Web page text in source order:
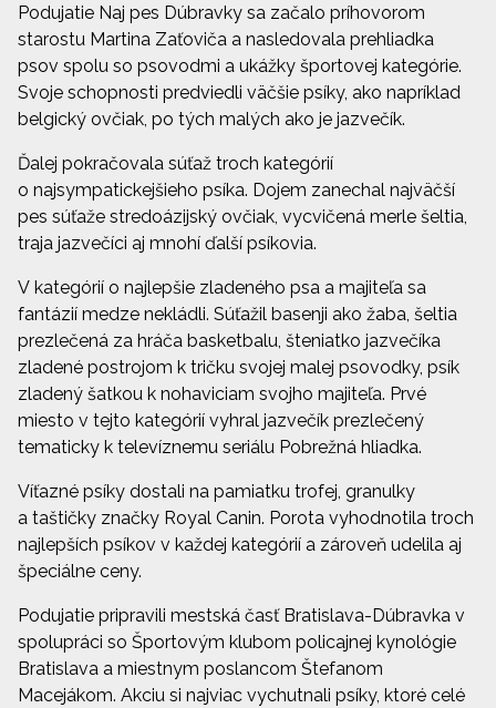
Podujatie Naj pes Dúbravky sa začalo príhovorom
starostu Martina Zaťoviča a nasledovala prehliadka
psov spolu so psovodmi a ukážky športovej kategórie.
Svoje schopnosti predviedli väčšie psíky, ako napríklad
belgický ovčiak, po tých malých ako je jazvečík.
Ďalej pokračovala súťaž troch kategórií
o najsympatickejšieho psíka. Dojem zanechal najväčší
pes súťaže stredoázijský ovčiak, vycvičená merle šeltia,
traja jazvečíci aj mnohí ďalší psíkovia.
V kategórií o najlepšie zladeného psa a majiteľa sa
fantázií medze nekládli. Súťažil basenji ako žaba, šeltia
prezlečená za hráča basketbalu, šteniatko jazvečíka
zladené postrojom k tričku svojej malej psovodky, psík
zladený šatkou k nohaviciam svojho majiteľa. Prvé
miesto v tejto kategórií vyhral jazvečík prezlečený
tematicky k televíznemu seriálu Pobrežná hliadka.
Víťazné psíky dostali na pamiatku trofej, granulky
a taštičky značky Royal Canin. Porota vyhodnotila troch
najlepších psíkov v každej kategórií a zároveň udelila aj
špeciálne ceny.
Podujatie pripravili mestská časť Bratislava-Dúbravka v
spolupráci so Športovým klubom policajnej kynológie
Bratislava a miestnym poslancom Štefanom
Macejákom. Akciu si najviac vychutnali psíky, ktoré celé